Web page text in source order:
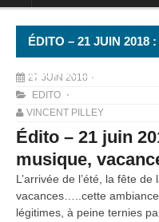
ÉDITO – 21 JUIN 2018
VACANCES
27 JUIN 2018
EDITO
VINCENT PILLEY
Édito – 21 juin
musique,
L’arrivée de l’été, la fête
vacances…..cette
légitimes, à peine ternies